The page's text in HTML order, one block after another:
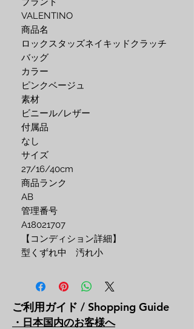
VALENTINO
商品名
ロックスタッズネイキッドクラッチ
バッグ
カラー
ピンクベージュ
素材
ビニール/レザー
付属品
なし
サイズ
27/16/40cm
商品ランク
AB
管理番号
A18021707
【コンディション詳細】
型くずれ中 汚れ小
ご利用ガイド / Shopping Guide
・日本国内のお客様へ